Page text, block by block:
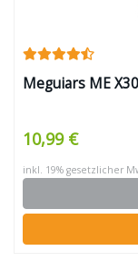
Meguiars ME
10,99 €
inkl. 19% gesetzlicher